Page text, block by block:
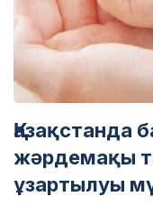
Қазақстанда
жәрдемақы
ұзартылуы